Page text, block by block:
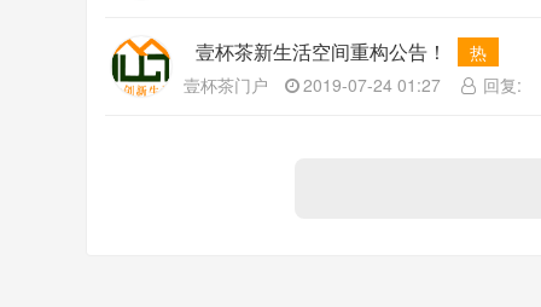
壹杯茶新生活空间重构公告！
热
壹杯茶门户
2019-07-24 01:27 回复: